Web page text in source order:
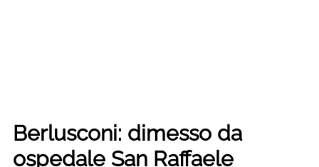
Berlusconi: dimesso da
ospedale San Raffaele